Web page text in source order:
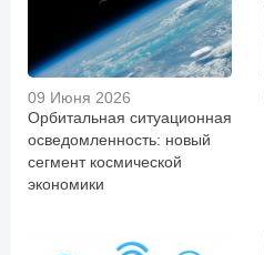
09 Июня 2026
Орбитальная ситуационная
осведомленность: новый
сегмент космической
экономики